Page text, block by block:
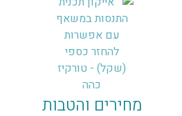
מחירים והטבות